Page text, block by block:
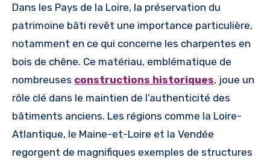
Dans les Pays de la Loire, la préservation du
patrimoine bâti revêt une importance particulière,
notamment en ce qui concerne les charpentes en
bois de chêne. Ce matériau, emblématique de
nombreuses constructions historiques, joue un
rôle clé dans le maintien de l’authenticité des
bâtiments anciens. Les régions comme la Loire-
Atlantique, le Maine-et-Loire et la Vendée
regorgent de magnifiques exemples de structures